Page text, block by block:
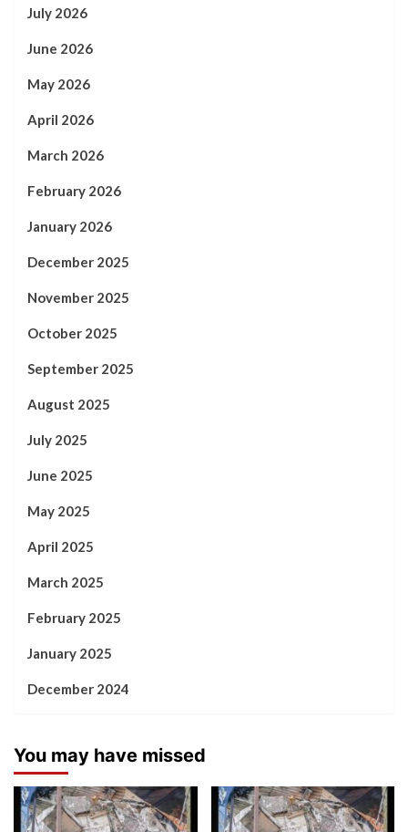
July 2026
June 2026
May 2026
April 2026
March 2026
February 2026
January 2026
December 2025
November 2025
October 2025
September 2025
August 2025
July 2025
June 2025
May 2025
April 2025
March 2025
February 2025
January 2025
December 2024
You may have missed